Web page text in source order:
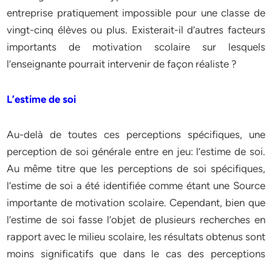
entreprise pratiquement impossible pour une classe de
vingt-cinq élèves ou plus. Existerait-il d’autres facteurs
importants de motivation scolaire sur lesquels
l’enseignante pourrait intervenir de façon réaliste ?
L’estime de soi
Au-delà de toutes ces perceptions spécifiques, une
perception de soi générale entre en jeu: l’estime de soi.
Au même titre que les perceptions de soi spécifiques,
l’estime de soi a été identifiée comme étant une Source
importante de motivation scolaire. Cependant, bien que
l’estime de soi fasse l’objet de plusieurs recherches en
rapport avec le milieu scolaire, les résultats obtenus sont
moins significatifs que dans le cas des perceptions